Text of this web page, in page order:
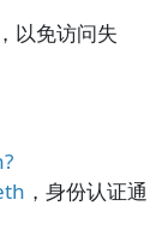
以免访问失
，身份认证通